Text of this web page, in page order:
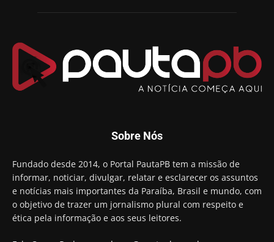
Chapa dos sonhos: Cícero agradece a Galdino,
Arthur Lira parabeniza Karla Pimentel por sua
reeleição em Conde
00:23
Aguinaldo Ribeiro destaca apoio do PP a Hugo
preso e faz vídeo na cadeia
Hugo Motta retira projeto que permitia bancos
"confiscar" dinheiro de clientes
01:49
Descaso da gestão Panta deixa crianças e
professoras 'ilhadas' em creche
00:16
Sobre Nós
Fundado desde 2014, o Portal PautaPB tem a missão de
informar, noticiar, divulgar, relatar e esclarecer os assuntos
e notícias mais importantes da Paraíba, Brasil e mundo, com
o objetivo de trazer um jornalismo plural com respeito e
ética pela informação e aos seus leitores.